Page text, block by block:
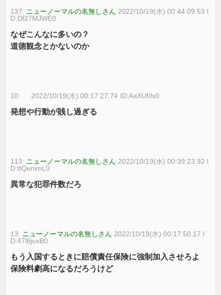
137: ニューノーマルの名無しさん 2022/10/19(水) 00:44:09.53 I
D:Df27MJWE0
なぜこんなに多いの？
道徳観念とかないのか
10: 2022/10/19(水) 00:17:27.74 ID:AaXUf/ls0
発想や行動が賎し過ぎる
113: ニューノーマルの名無しさん 2022/10/19(水) 00:39:23.92 I
D:ttQenimL0
異常な犯罪件数だろ
13: ニューノーマルの名無しさん 2022/10/19(水) 00:17:50.17 I
D:47l8juxB0
もう入国するときに賠償責任保険に強制加入させろよ
保険料劇高になるだろうけど